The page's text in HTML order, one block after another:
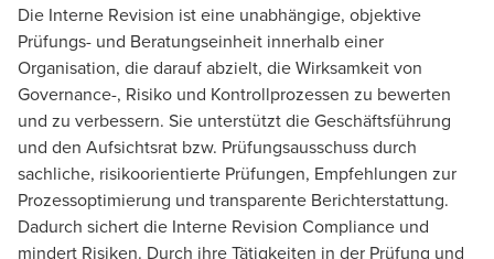
Die Interne Revision ist eine unabhängige, objektive
Prüfungs- und Beratungseinheit innerhalb einer
Organisation, die darauf abzielt, die Wirksamkeit von
Governance-, Risiko und Kontrollprozessen zu bewerten
und zu verbessern. Sie unterstützt die Geschäftsführung
und den Aufsichtsrat bzw. Prüfungsausschuss durch
sachliche, risikoorientierte Prüfungen, Empfehlungen zur
Prozessoptimierung und transparente Berichterstattung.
Dadurch sichert die Interne Revision Compliance und
mindert Risiken. Durch ihre Tätigkeiten in der Prüfung und